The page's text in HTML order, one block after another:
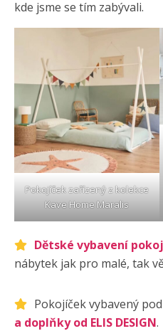
kde jsme se tím zabývali.
Pokojíček zařízený z kolekce
Kave Home Maralis
Dětské vybavení
nábytek jak pro malé, tak
Pokojíček vybavený
a doplňky od ELIS DESIGN.